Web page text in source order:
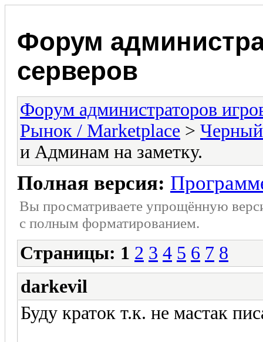
Форум
серверов
Форум администраторов
Рынок / Marketplace >
и Админам на заметку.
Полная версия:
Вы просматриваете упрощённую
с полным форматированием.
Страницы: 1 2 3 4 5 6 7 8
darkevil
Буду краток т.к. не мастак